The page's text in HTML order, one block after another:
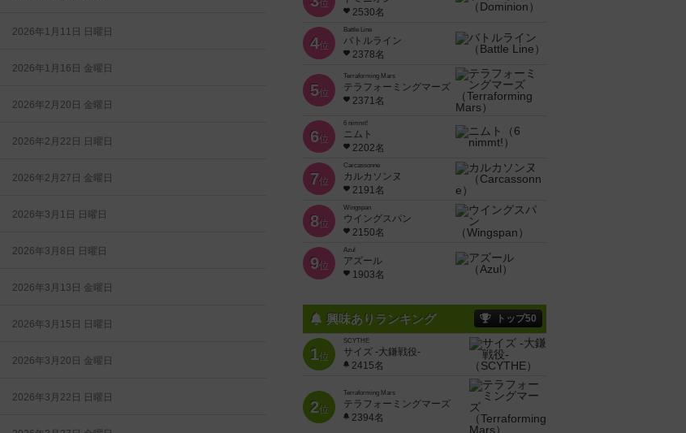
2026年1月11日 日曜日
2026年1月16日 金曜日
2026年2月20日 金曜日
2026年2月22日 日曜日
2026年2月27日 金曜日
2026年3月1日 日曜日
2026年3月8日 日曜日
2026年3月13日 金曜日
2026年3月15日 日曜日
2026年3月20日 金曜日
2026年3月22日 日曜日
位
2530名
4位
Battle Line
バトルライン
2378名
5位
Terraforming Mars
テラフォーミングマーズ
2371名
6位
6 nimmt!
ニムト
2202名
7位
Carcassonne
カルカソンヌ
2191名
8位
Wingspan
ウイングスパン
2150名
9位
Azul
アズール
1903名
興味ありランキング トップ50
1位
SCYTHE
サイズ -大鎌戦役-
2415名
2位
Terraforming Mars
テラフォーミングマーズ
2394名